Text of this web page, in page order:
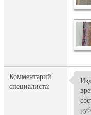
Комментарий
специалиста: